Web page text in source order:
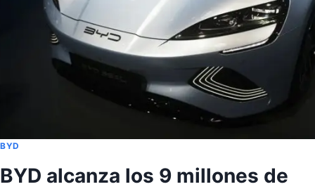
ELÉCTRICOS
VENDIDOS
EN
UNA
SEMANA
BYD
BYD alcanza los 9 millones de